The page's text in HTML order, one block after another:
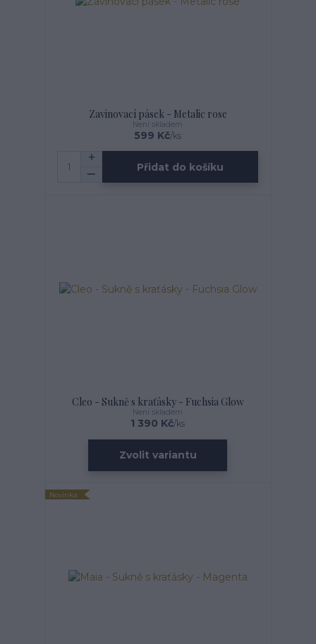
Zavinovací pásek - Metalic rose
599 Kč/ks
Není skladem
Přidat do košíku
Cleo - Sukně s kraťásky - Fuchsia Glow
1 390 Kč/ks
Není skladem
Zvolit variantu
Novinka